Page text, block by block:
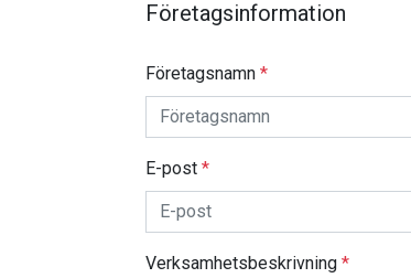
Företagsinformation
Företagsnamn *
E-post *
Verksamhetsbeskrivning *